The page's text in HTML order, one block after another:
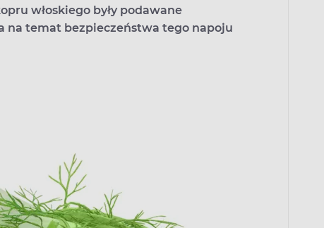
włoskiego były podawane
na temat bezpieczeństwa tego napoju